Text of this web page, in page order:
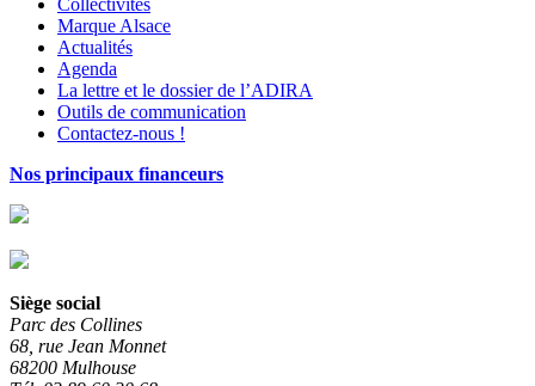
Collectivités
Marque Alsace
Actualités
Agenda
La lettre et le dossier de l’ADIRA
Outils de communication
Contactez-nous !
Nos principaux financeurs
Siège social
Parc des Collines
68, rue Jean Monnet
68200 Mulhouse